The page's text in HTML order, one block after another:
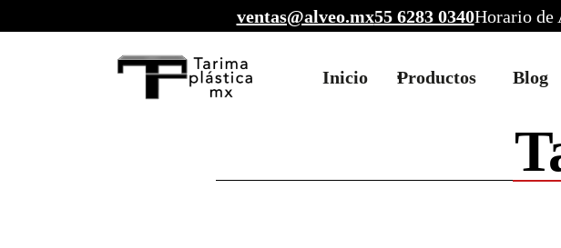
ventas@alveo.mx55 6283 0340Horario de
Inicio Productos Blog